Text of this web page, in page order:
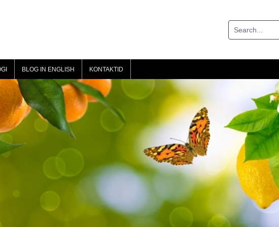
BLOG IN ENGLISH KONTAKTID